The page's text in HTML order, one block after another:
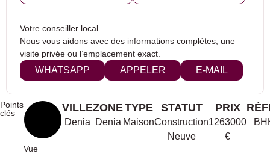
Votre conseiller local
Nous vous aidons avec des informations complètes, une
visite privée ou l’emplacement exact.
WHATSAPP APPELER E-MAIL
Points
clés
Vue
VILLE
Denia
ZONE
Denia
TYPE
Maison
STATUT
Construction
Neuve
PRIX
1263000
€